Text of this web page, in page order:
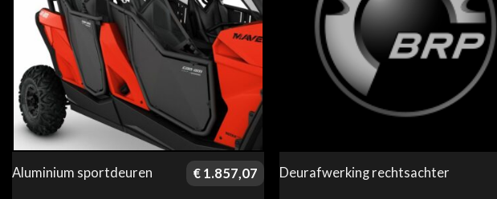
Aluminium sportdeuren €1.857,07 Deurafwerking rechtsachter